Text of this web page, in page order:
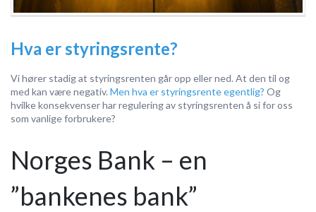
Hva er styringsrente?
Vi hører stadig at styringsrenten går opp eller ned. At den til og
med kan være negativ. Men hva er styringsrente egentlig? Og
hvilke konsekvenser har regulering av styringsrenten å si for oss
som vanlige forbrukere?
Norges Bank – en
”bankenes bank”